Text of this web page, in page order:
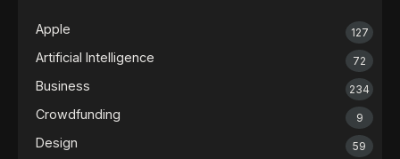
Apple 127
Artificial Intelligence 72
Business 234
Crowdfunding 9
Design 59